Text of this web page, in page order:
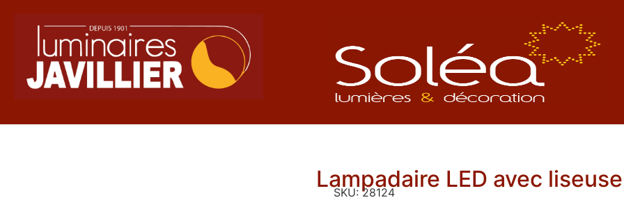
Lampadaire LED avec
SKU: 28124